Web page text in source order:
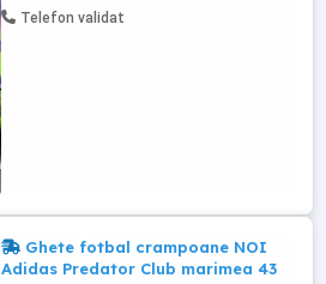
de ghete transportul este gratuit ! Livrare
Telefon validat
Ghete fotbal crampoane NOI
Adidas Predator Club marimea 43